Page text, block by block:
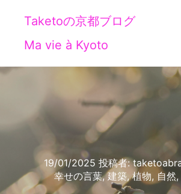
Taketoの京都ブログ
Ma vie à Kyoto
19/01/2025 投稿者:
幸せの言葉,建築,植物, 自然,